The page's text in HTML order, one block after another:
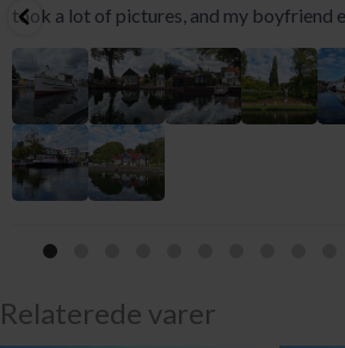
took a lot of pictures, and my boyfriend
Relaterede varer